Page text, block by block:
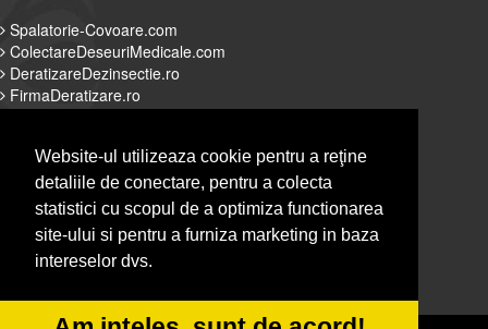
Website-ul utilizeaza cookie pentru a reţine
detaliile de conectare, pentru a colecta
statistici cu scopul de a optimiza functionarea
site-ului si pentru a furniza marketing in baza
intereselor dvs.
Spalatorie-Covoare.com
ColectareDeseuriMedicale.com
DeratizareDezinsectie.ro
FirmaDeratizare.ro
Alpinist-Utilitar.com
Servicii-DDD.com
Spalatorie-Curatatorie.com
Spalatorie-Curatatorie.ro